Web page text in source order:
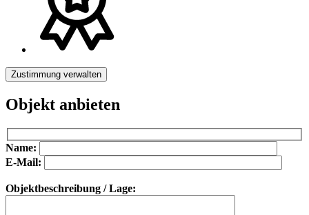
Zustimmung verwalten
Objekt anbieten
Bitte lasse dieses Feld leer.
Bitte lasse dieses Feld leer.
Name:
E-Mail:
Objektbeschreibung / Lage: